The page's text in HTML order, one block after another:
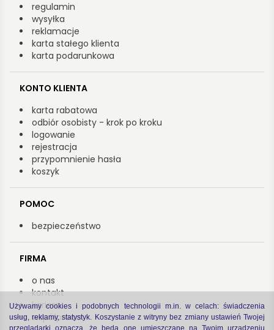
Używamy cookies i podobnych technologii m.in. w celach: świadczenia
usług, reklamy, statystyk. Koszystanie z witryny bez zmiany ustawień Twojej
przeglądarki oznacza, że będą one umieszczane na Twoim urządzeniu
regulamin
wysyłka
reklamacje
karta stałego klienta
karta podarunkowa
KONTO KLIENTA
karta rabatowa
odbiór osobisty - krok po kroku
logowanie
rejestracja
przypomnienie hasła
koszyk
POMOC
bezpieczeństwo
FIRMA
o nas
kontakt
kariera
współpraca